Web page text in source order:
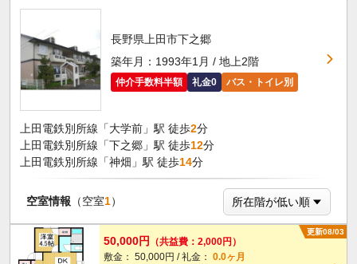
長野県上田市下之郷
築年月：1993年1月 / 地上2階
仲介手数料半額 礼金0 バス・トイレ別
上田電鉄別所線「大学前」駅 徒歩2分
上田電鉄別所線「下之郷」駅 徒歩12分
上田電鉄別所線「神畑」駅 徒歩14分
空室情報 （空室1）
更新08/03
50,000円 （共益費：2,000円）
敷金： 50,000円 / 礼金： 0.0ヶ月